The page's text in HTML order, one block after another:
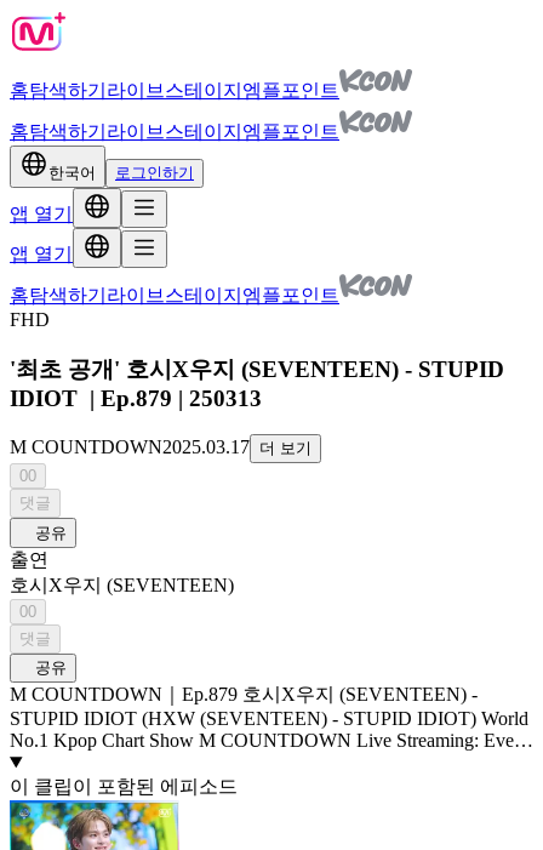
홈탐색하기 라이브 스테이지 엠플포인트
홈탐색하기 라이브 스테이지 엠플포인트
한국어 로그인하기
앱 열기
앱 열기
홈탐색하기 라이브 스테이지 엠플포인트
FHD
'최초 공개' 호시X우지 (SEVENTEEN) - STUPID
IDIOT | Ep.879 | 250313
M COUNTDOWN2025.03.17 더 보기
00
댓글
공유
출연
호시X우지 (SEVENTEEN)
00
댓글
공유
M COUNTDOWN｜Ep.879 호시X우지 (SEVENTEEN) -
STUPID IDIOT (HXW (SEVENTEEN) - STUPID IDIOT) World
No.1 Kpop Chart Show M COUNTDOWN Live Streaming: Every
Thursday 6PM(KST) Pre-Vote: Every Saturday 00:00 ~ Monday
23:59(KST)
이 클립이 포함된 에피소드